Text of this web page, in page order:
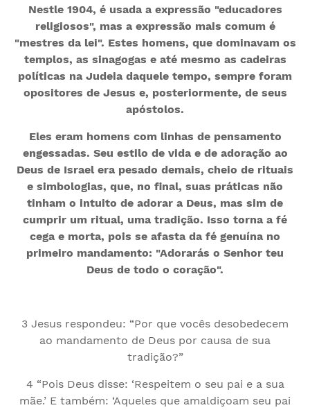
Nestle 1904, é usada a expressão "educadores
religiosos", mas a expressão mais comum é
"mestres da lei". Estes homens, que dominavam os
templos, as sinagogas e até mesmo as cadeiras
políticas na Judeia daquele tempo, sempre foram
opositores de Jesus e, posteriormente, de seus
apóstolos.
Eles eram homens com linhas de pensamento
engessadas. Seu estilo de vida e de adoração ao
Deus de Israel era pesado demais, cheio de rituais
e simbologias, que, no final, suas práticas não
tinham o intuito de adorar a Deus, mas sim de
cumprir um ritual, uma tradição. Isso torna a fé
cega e morta, pois se afasta da fé genuína no
primeiro mandamento: "Adorarás o Senhor teu
Deus de todo o coração".
3 Jesus respondeu: “Por que vocês desobedecem
ao mandamento de Deus por causa de sua
tradição?”
4 “Pois Deus disse: ‘Respeitem o seu pai e a sua
mãe.’ E também: ‘Aqueles que amaldiçoam seu pai